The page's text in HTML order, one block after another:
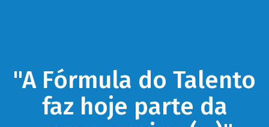
"A proximidade,
profissionalismo e